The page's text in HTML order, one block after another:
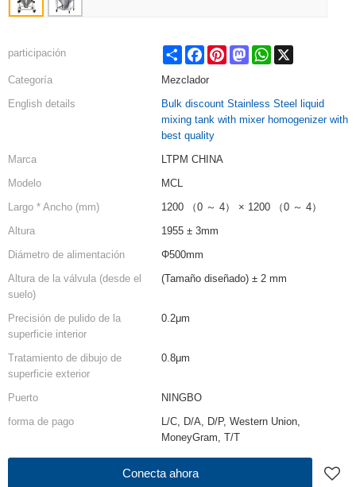
participación Share FacebookPinterestMastodonWhatsApp
Categoría
Mezclador
English details
Bulk discount Stainless Steel liquid
mixing tank with mixer homogenizer with
best quality
Marca
LTPM CHINA
Modelo
MCL
Largo * Ancho (mm)
1200 （0 ～ 4） × 1200 （0 ～ 4）
Altura
1955 ± 3mm
Diámetro de alimentación
Φ500mm
Altura de la válvula (desde el
suelo)
(Tamaño diseñado) ± 2 mm
Precisión de pulido de la
superficie interior
0.2μm
Tratamiento de dibujo de
superficie exterior
0.8μm
Puerto
NINGBO
forma de pago
L/C, D/A, D/P, Western Union,
MoneyGram, T/T
Conecta ahora